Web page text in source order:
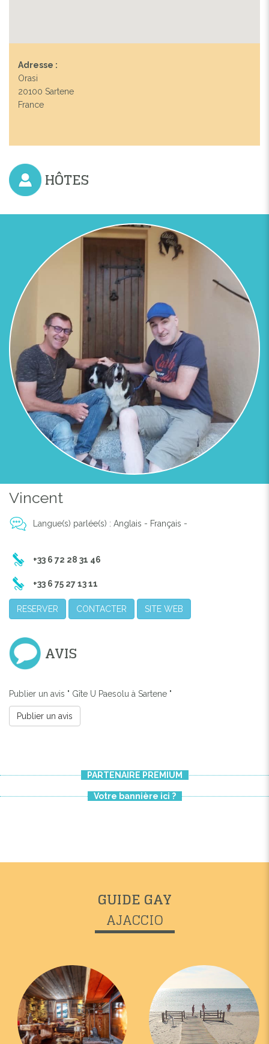
LA MAISON VUE DE LA COLLINE VOISINE
Previous
Adresse :
Orasi
20100 Sartene
France
HÔTES
Vincent
Langue(s) parlée(s) : Anglais - Français -
+33 6 72 28 31 46
+33 6 75 27 13 11
RESERVER CONTACTER SITE WEB
AVIS
Publier un avis " Gîte U Paesolu à Sartene "
Publier un avis
PARTENAIRE PREMIUM
Votre bannière ici ?
GUIDE GAY
AJACCIO